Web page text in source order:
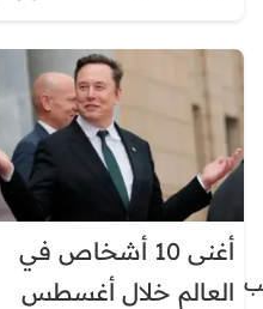
أغنى 10 أشخاص في
العالم خلال أغسطس